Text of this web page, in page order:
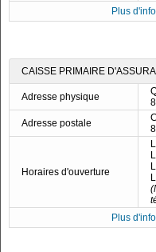
Plus
CAISSE PRIMAIRE
Adresse physique
Adresse postale
Horaires d'ouverture
Plus